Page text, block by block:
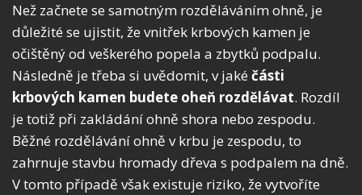
Než začnete se samotným rozděláváním ohně, je
důležité se ujistit, že vnitřek krbových kamen je
očištěný od veškerého popela a zbytků podpalu.
Následně je třeba si uvědomit, v jaké části
krbových kamen budete oheň rozdělávat. Rozdíl
je totiž při zakládání ohně shora nebo zespodu.
Běžné rozdělávání ohně v krbu je zespodu, to
zahrnuje stavbu hromady dřeva s podpalem na dně.
V tomto případě však existuje riziko, že vytvoříte